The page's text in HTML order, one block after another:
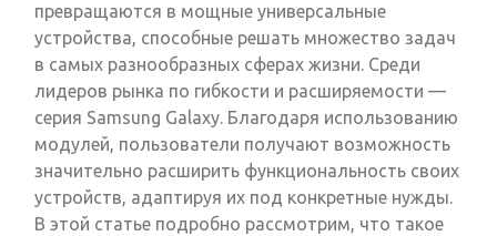
превращаются в мощные универсальные
устройства, способные решать множество задач
в самых разнообразных сферах жизни. Среди
лидеров рынка по гибкости и расширяемости —
серия Samsung Galaxy. Благодаря использованию
модулей, пользователи получают возможность
значительно расширить функциональность своих
устройств, адаптируя их под конкретные нужды.
В этой статье подробно рассмотрим, что такое